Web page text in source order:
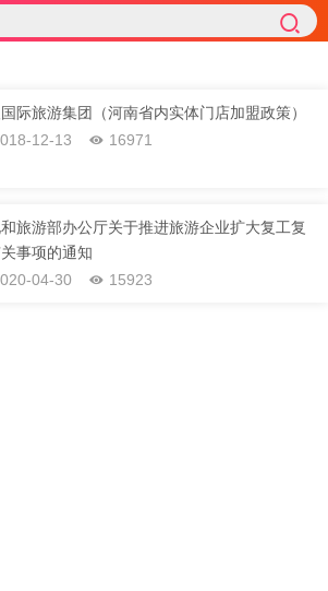
际旅游集团（河南省内实体门店加盟政策）
12-13
16971
旅游部办公厅关于推进旅游企业扩大复工复
事项的通知
04-30
15923